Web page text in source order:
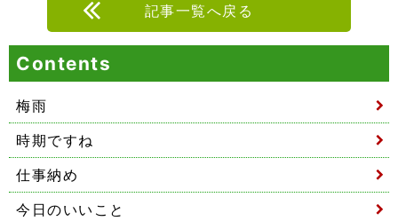
記事一覧へ戻る
Contents
梅雨
時期ですね
仕事納め
今日のいいこと